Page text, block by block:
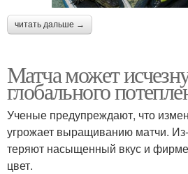
читать дальше →
Матча может
глобального
Ученые предупреждают, что
угрожает выращиванию матчи.
теряют насыщенный вкус и
цвет.